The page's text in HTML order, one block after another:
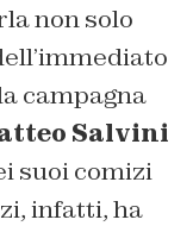
non solo
campagna
Salvini
suoi comizi
infatti, ha